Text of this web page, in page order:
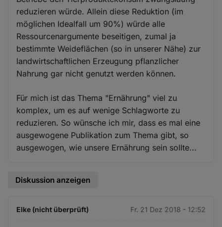
reduzieren würde. Allein diese Reduktion (im
möglichen Idealfall um 90%) würde alle
Ressourcenargumente beseitigen, zumal ja
bestimmte Weideflächen (so in unserer Nähe) zur
landwirtschaftlichen Erzeugung pflanzlicher
Nahrung gar nicht genutzt werden können.
Für mich ist das Thema "Ernährung" viel zu
komplex, um es auf wenige Schlagworte zu
reduzieren. So wünsche ich mir, dass es mal eine
ausgewogene Publikation zum Thema gibt, so
ausgewogen, wie unsere Ernährung sein sollte...
Diskussion anzeigen
Elke (nicht überprüft) Fr. 21 Dez 2018 - 12:52